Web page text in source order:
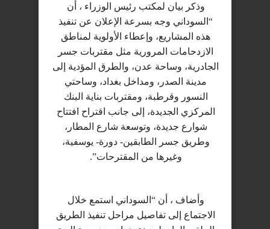
وذكر بيان لمكتب رئيس الوزراء ، أن
“السوداني وجه بسرعة الإعلان عن تنفيذ
هذه المشاريع، وإعطاء الأولوية لمناطق
الازدحامات المرورية مثل مقتربات جسر
الجادرية، وساحة عدن، والطرق المؤدية إلى
مدينة الصدر، ومداخل بغداد، وساحتي
النسور وقرطبة، ومقتربات بناية البنك
المركزي الجديدة، إلى جانب اقتراح افتتاح
شوارع جديدة، وتوسعة شارع المطار،
وطريق جسر الطابقين- دورة- يوسفية،
وغيرها من المقترحات”.
وأضاف ، أن “السوداني استمع خلال
الاجتماع إلى تفاصيل مراحل تنفيذ الطريق